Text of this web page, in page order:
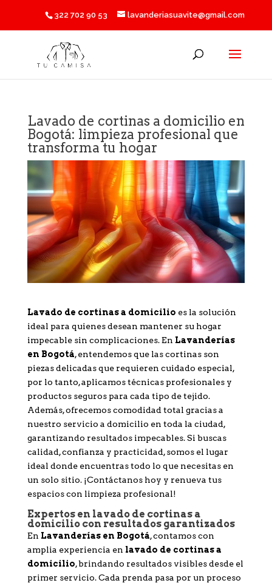
322 702 90 53 lavanderiasuavite@gmail.com
Lavado de cortinas a domicilio en
Bogotá: limpieza profesional que
transforma tu hogar
Lavado de cortinas a domicilio es la solución
ideal para quienes desean mantener su hogar
impecable sin complicaciones. En Lavanderías
en Bogotá, entendemos que las cortinas son
piezas delicadas que requieren cuidado especial,
por lo tanto, aplicamos técnicas profesionales y
productos seguros para cada tipo de tejido.
Además, ofrecemos comodidad total gracias a
nuestro servicio a domicilio en toda la ciudad,
garantizando resultados impecables. Si buscas
calidad, confianza y practicidad, somos el lugar
ideal donde encuentras todo lo que necesitas en
un solo sitio. ¡Contáctanos hoy y renueva tus
espacios con limpieza profesional!
Expertos en lavado de cortinas a
domicilio con resultados garantizados
En Lavanderías en Bogotá, contamos con
amplia experiencia en lavado de cortinas a
domicilio, brindando resultados visibles desde el
primer servicio. Cada prenda pasa por un proceso